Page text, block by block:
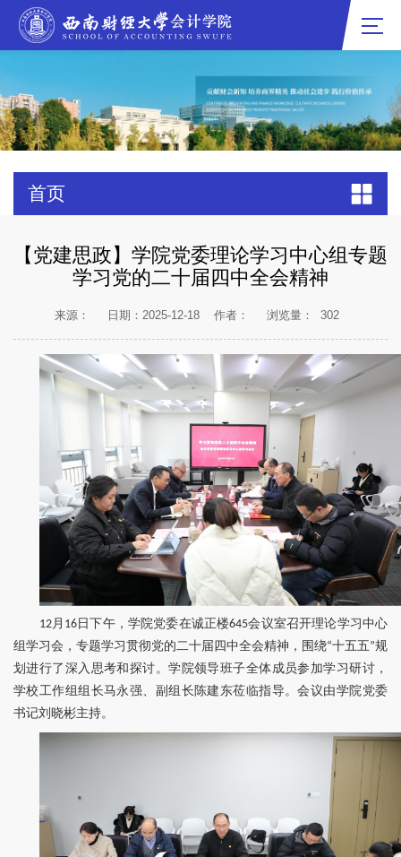
首页
【党建思政】学院党委理论学习中心组专题
学习党的二十届四中全会精神
来源： 日期：2025-12-18 作者： 浏览量： 302
12月16日下午，学院党委在诚正楼645会议室召开理论学习中心
组学习会，专题学习贯彻党的二十届四中全会精神，围绕“十五五”规
划进行了深入思考和探讨。学院领导班子全体成员参加学习研讨，
学校工作组组长马永强、副组长陈建东莅临指导。会议由学院党委
书记刘晓彬主持。